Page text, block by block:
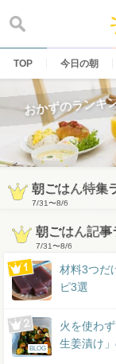
content
TOP 今日の朝
おかずのランキ
朝ごはん特集
7/31〜8/6
朝ごはん記事
7/31〜8/6
材料3つだ
ピ3選
BLOG
火を使わ
生姜漬け